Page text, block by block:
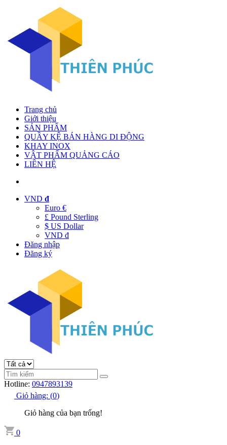
Trang chủ
Giới thiệu
SẢN PHẨM
QUẦY KỆ BÁN HÀNG DI ĐỘNG
KHAY INOX
VẬT PHẨM QUẢNG CÁO
LIÊN HỆ
VND đ
Euro €
£ Pound Sterling
$ US Dollar
VND đ
Đăng nhập
Đăng ký
Hotline: 0947893139
Giỏ hàng: (0)
Giỏ hàng của bạn trống!
0